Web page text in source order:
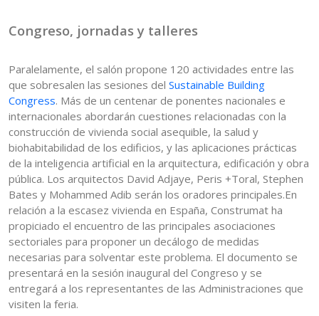
Congreso, jornadas y talleres
Paralelamente, el salón propone 120 actividades entre las
que sobresalen las sesiones del Sustainable Building
Congress. Más de un centenar de ponentes nacionales e
internacionales abordarán cuestiones relacionadas con la
construcción de vivienda social asequible, la salud y
biohabitabilidad de los edificios, y las aplicaciones prácticas
de la inteligencia artificial en la arquitectura, edificación y obra
pública. Los arquitectos David Adjaye, Peris +Toral, Stephen
Bates y Mohammed Adib serán los oradores principales.En
relación a la escasez vivienda en España, Construmat ha
propiciado el encuentro de las principales asociaciones
sectoriales para proponer un decálogo de medidas
necesarias para solventar este problema. El documento se
presentará en la sesión inaugural del Congreso y se
entregará a los representantes de las Administraciones que
visiten la feria.